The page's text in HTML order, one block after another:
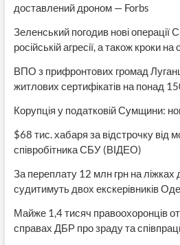
доставлений дроном — Forbs
Зеленський погодив нові операції
російській агресії, а також кроки
ВПО з прифронтових громад
житлових сертифікатів на понад
Корупція у податковій Сумщини:
$68 тис. хабаря за відстрочку від
співробітника СБУ (ВІДЕО)
За переплату 12 млн грн на ліжках
судитимуть двох екскерівників
Майже 1,4 тисяч правоохоронців
справах ДБР про зраду та